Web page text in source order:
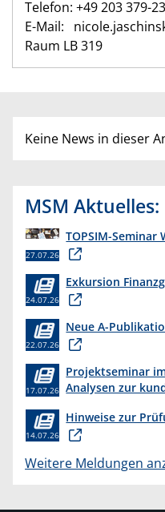
Telefon: +49 203 379-
E-Mail:
Raum LB 319
Keine News in dieser
MSM Aktuelles:
TOPSIM-Seminar
27.07.26
Exkursion
24.07.26
Neue A-
22.07.26
Projektseminar
Analysen zur
17.07.26
Hinweise zur
14.07.26
Weitere Meldungen